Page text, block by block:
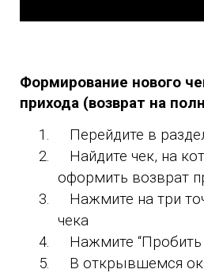
Формирование нового
прихода (возврат на
1.
Перейдите в
2.
Найдите чек, на
оформить возврат
3.
Нажмите на три
чека
4.
Нажмите “Пробить
5.
В открывшемся